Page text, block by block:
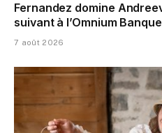
Fernandez domine
suivant à l’Omnium
7 août 2026